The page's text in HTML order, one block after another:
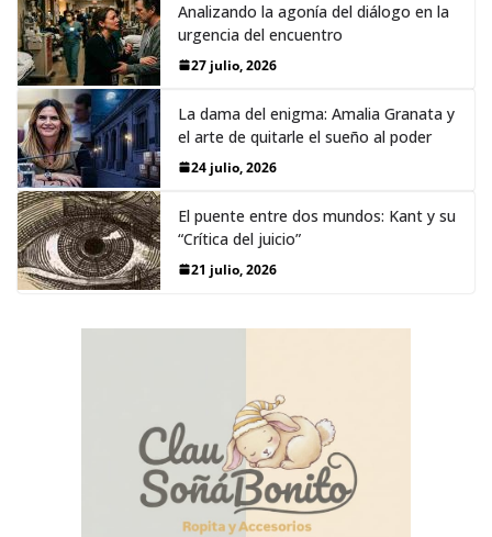
Analizando la agonía del diálogo en la
urgencia del encuentro
27 julio, 2026
La dama del enigma: Amalia Granata y
el arte de quitarle el sueño al poder
24 julio, 2026
El puente entre dos mundos: Kant y su
“Crítica del juicio”
21 julio, 2026